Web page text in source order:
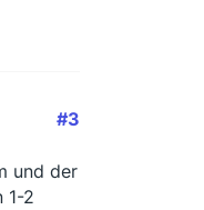
#3
und der
1-2